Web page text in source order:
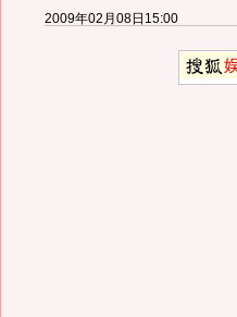
2009年02月08日15:00